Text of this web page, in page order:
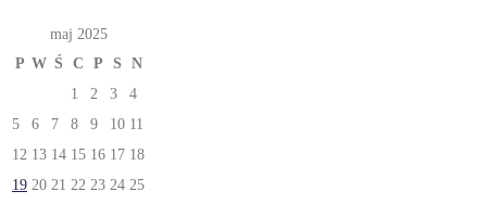
maj 2025
P W Ś C P S
N
1
2 3
4
5
6 7 8 9 10 11
12 13 14 15 16 17 18
19 20 21 22 23 24 25